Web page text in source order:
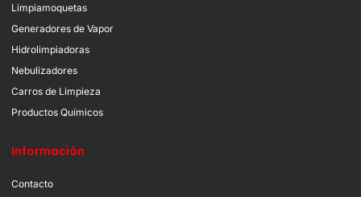
Limpiamoquetas
Generadores de Vapor
Hidrolimpiadoras
Nebulizadores
Carros de Limpieza
Productos Químicos
Información
Contacto